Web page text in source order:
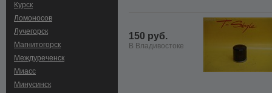
Курск
Ломоносов
Лучегорск
Магнитогорск
Междуреченск
Миасс
Минусинск
150 руб.
В Владивостоке